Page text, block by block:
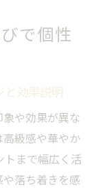
で個性
効果説明
や効果が異な
級感や華やか
トまで幅広く活
落ち着きを感